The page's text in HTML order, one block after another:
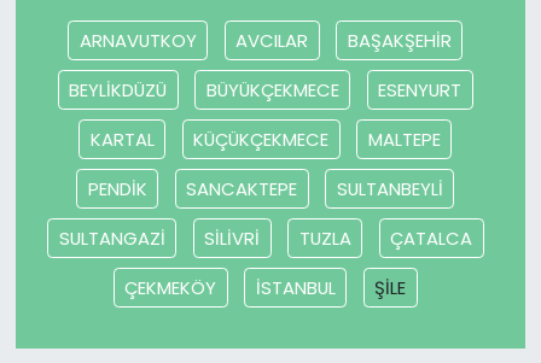
ARNAVUTKOY AVCILAR
BAŞAKŞEHİR
BEYLİKDÜZÜ
BÜYÜKÇEKMECE
ESENYURT
KARTAL
KÜÇÜKÇEKMECE
MALTEPE
PENDİK
SANCAKTEPE
SULTANBEYLİ
SULTANGAZİ
SİLİVRİ TUZLA
ÇATALCA
ÇEKMEKÖY
İSTANBUL ŞİLE
TÜRKiYE
Video Galeri
YAŞAM
Yazarlar